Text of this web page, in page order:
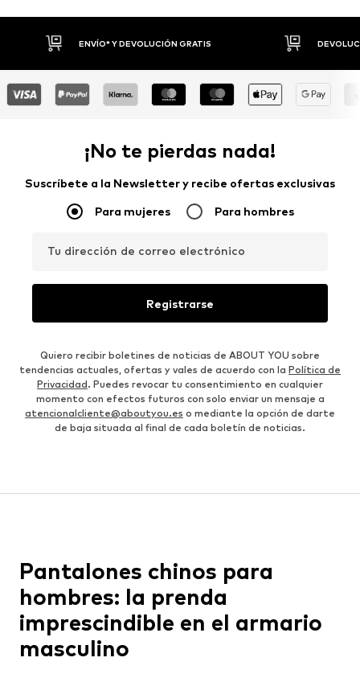
DEVOLUCIONES HASTA 30 DÍAS
¡No te pierdas nada!
Suscríbete a la Newsletter y recibe ofertas exclusivas
Para mujeres Para hombres
Tu dirección de correo electrónico
Registrarse
Quiero recibir boletines de noticias de ABOUT YOU sobre
tendencias actuales, ofertas y vales de acuerdo con la Política de
Privacidad. Puedes revocar tu consentimiento en cualquier
momento con efectos futuros con solo enviar un mensaje a
atencionalcliente@aboutyou.es o mediante la opción de darte
de baja situada al final de cada boletín de noticias.
Pantalones chinos para
hombres: la prenda
imprescindible en el armario
masculino